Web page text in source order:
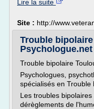
Lire la suite
Site : http://
Trouble
Psychologue.net
Trouble bipolaire
Psychologues,
spécialisés en Trouble
Les troubles
dérèglements de